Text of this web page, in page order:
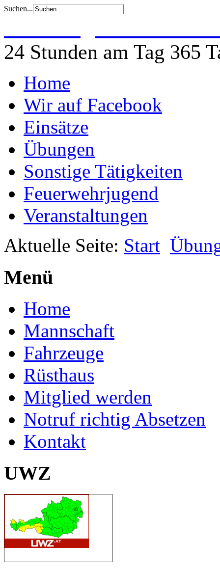
Suchen...
24 Stunden am Tag 365
Home
Wir auf Facebook
Einsätze
Übungen
Sonstige Tätigkeiten
Feuerwehrjugend
Veranstaltungen
Aktuelle Seite: Start
Menü
Home
Mannschaft
Fahrzeuge
Rüsthaus
Mitglied werden
Notruf richtig Absetzen
Kontakt
UWZ